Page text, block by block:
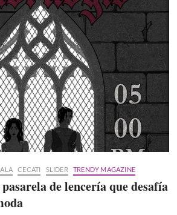
CECATI SLIDER TRENDY MAGAZINE
de lencería que desafía